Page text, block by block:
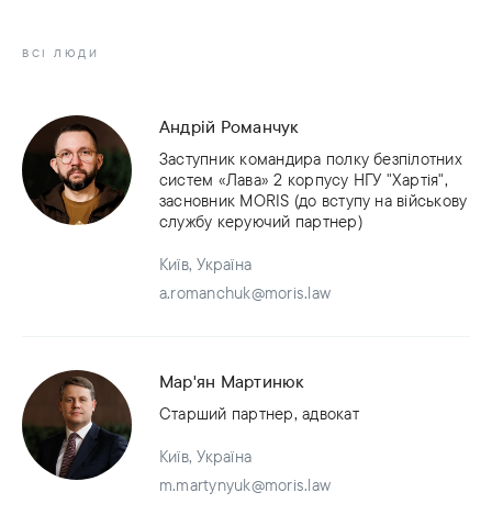
ВСІ ЛЮДИ
Андрій Романчук
Заступник командира полку безпілотних
систем «Лава» 2 корпусу НГУ "Хартія",
засновник MORIS (до вступу на військову
службу керуючий партнер)
Київ, Україна
a.romanchuk@moris.law
Мар'ян Мартинюк
Старший партнер, адвокат
Київ, Україна
m.martynyuk@moris.law